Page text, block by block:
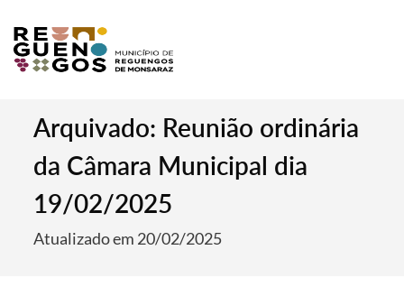
Arquivado: Reunião ordinária
da Câmara Municipal dia
19/02/2025
Atualizado em 20/02/2025